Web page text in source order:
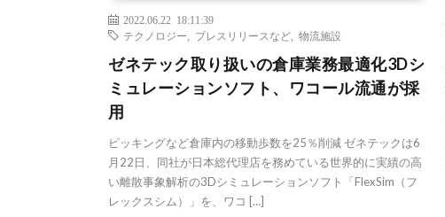
2022.06.22 18:11:39
テクノロジー
プレスリリースなど 物流施設
ゼネテック取り扱いの倉庫業務最適化3Dシ
ミュレーションソフト、ワコール流通が採
用
ピッキングなど倉庫内の移動歩数を25％削減 ゼネテックは6
月22日、同社が日本総代理店を務めている世界的に実績の高
い離散事象解析の3Dシミュレーションソフト「FlexSim（フ
レックスシム）」を、ワコ […]